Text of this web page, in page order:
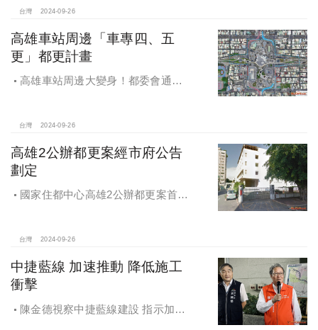
台灣 2024-09-26
高雄車站周邊「車專四、五
更」都更計畫
高雄車站周邊大變身！都委會通過
台灣 2024-09-26
高雄2公辦都更案經市府公告
劃定
國家住都中心高雄2公辦都更案首度
台灣 2024-09-26
中捷藍線 加速推動 降低施工
衝擊
陳金德視察中捷藍線建設 指示加速